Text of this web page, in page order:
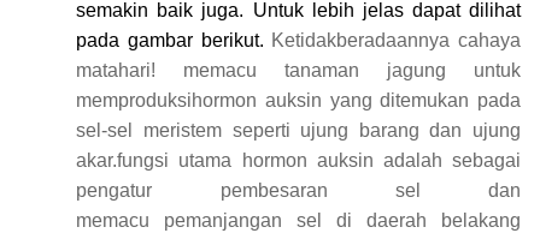
semakin baik juga. Untuk lebih jelas dapat dilihat
pada gambar berikut. Ketidakberadaannya cahaya
matahari! memacu tanaman jagung untuk
memproduksihormon auksin yang ditemukan pada
sel-sel meristem seperti ujung barang dan ujung
akar.fungsi utama hormon auksin adalah sebagai
pengatur pembesaran sel dan
memacu pemanjangan sel di daerah belakang